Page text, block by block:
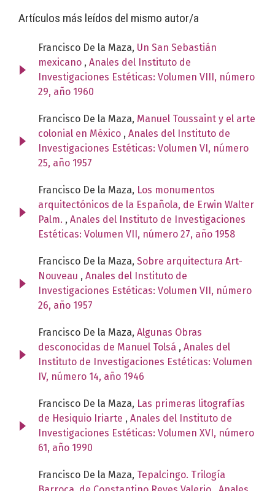
Artículos más leídos del mismo autor/a
Francisco De la Maza, Un San Sebastián
mexicano , Anales del Instituto de
Investigaciones Estéticas: Volumen VIII, número
29, año 1960
Francisco De la Maza, Manuel Toussaint y el arte
colonial en México , Anales del Instituto de
Investigaciones Estéticas: Volumen VI, número
25, año 1957
Francisco De la Maza, Los monumentos
arquitectónicos de la Española, de Erwin Walter
Palm. , Anales del Instituto de Investigaciones
Estéticas: Volumen VII, número 27, año 1958
Francisco De la Maza, Sobre arquitectura Art-
Nouveau , Anales del Instituto de
Investigaciones Estéticas: Volumen VII, número
26, año 1957
Francisco De la Maza, Algunas Obras
desconocidas de Manuel Tolsá , Anales del
Instituto de Investigaciones Estéticas: Volumen
IV, número 14, año 1946
Francisco De la Maza, Las primeras litografías
de Hesiquio Iriarte , Anales del Instituto de
Investigaciones Estéticas: Volumen XVI, número
61, año 1990
Francisco De la Maza, Tepalcingo. Trilogía